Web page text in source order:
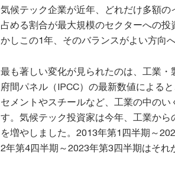
気候テック企業が近年、どれだけ多額
占める割合が最大規模のセクターへの
かしこの1年、そのバランスがよい方向
最も著しい変化が見られたのは、工業
府間パネル（IPCC）の最新数値によると
セメントやスチールなど、工業の中の
す。気候テック投資家は今年、工業か
を増やしました。2013年第1四半期～
2年第4四半期～2023年第3四半期はそれ